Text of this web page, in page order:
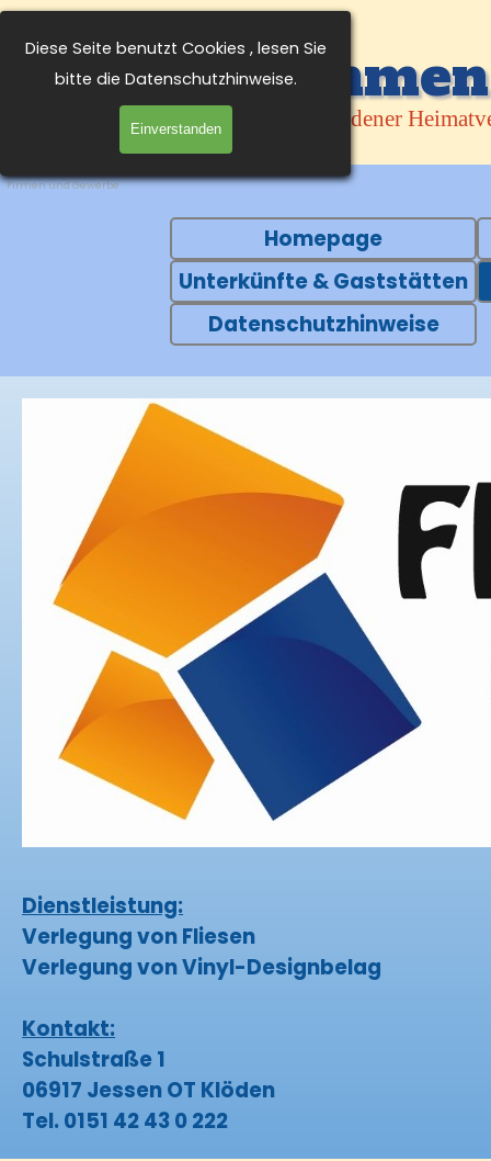
Diese Seite benutzt Cookies , lesen Sie
bitte die Datenschutzhinweise.
Einverstanden
Direkt zum Seiteninhalt
Klödener
Facebook
Firmen und Gewerbe
Menü überspringen
Homepage
Unterkünfte & Gaststätten
Datenschutzhinweise
Dienstleistung:
Verlegung von Fliesen
Verlegung von Vinyl-Designbelag
Kontakt:
Schulstraße 1
06917 Jessen OT Klöden
Tel. 0151 42 43 0 222